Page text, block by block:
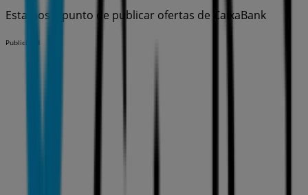
Estamos a punto de publicar ofertas de CaixaBank
Publicidad